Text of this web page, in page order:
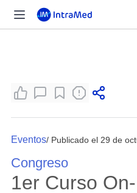
Eventos/ Publicado el 29 de
Congreso
1er Curso